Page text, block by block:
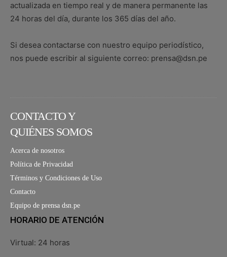
actualizada en tiempo real y de manera permanente las
24 horas del día, durante los 365 días del año.
Si desea contactarse con nuestro equipo periodístico,
nos puede escribir al siguiente correo: prensa@dsn.pe
CONTACTO Y
QUIÉNES SOMOS
Acerca de nosotros
Política de Privacidad
Términos y Condiciones de Uso
Contacto
Equipo de prensa dsn.pe
HORARIO DE ATENCIÓN
Virtual: 24 horas